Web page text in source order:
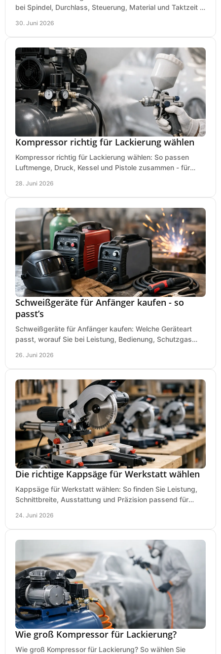
bei Spindel, Durchlass, Steuerung, Material und Taktzeit in
30. Juni 2026
Kompressor richtig für Lackierung wählen
Kompressor richtig für Lackierung wählen: So passen
Luftmenge, Druck, Kessel und Pistole zusammen - für
28. Juni 2026
Schweißgeräte für Anfänger kaufen - so
passt’s
Schweißgeräte für Anfänger kaufen: Welche Geräteart
passt, worauf Sie bei Leistung, Bedienung, Schutzgas
26. Juni 2026
Die richtige Kappsäge für Werkstatt wählen
Kappsäge für Werkstatt wählen: So finden Sie Leistung,
Schnittbreite, Ausstattung und Präzision passend für
24. Juni 2026
Wie groß Kompressor für Lackierung?
Wie groß Kompressor für Lackierung? So wählen Sie